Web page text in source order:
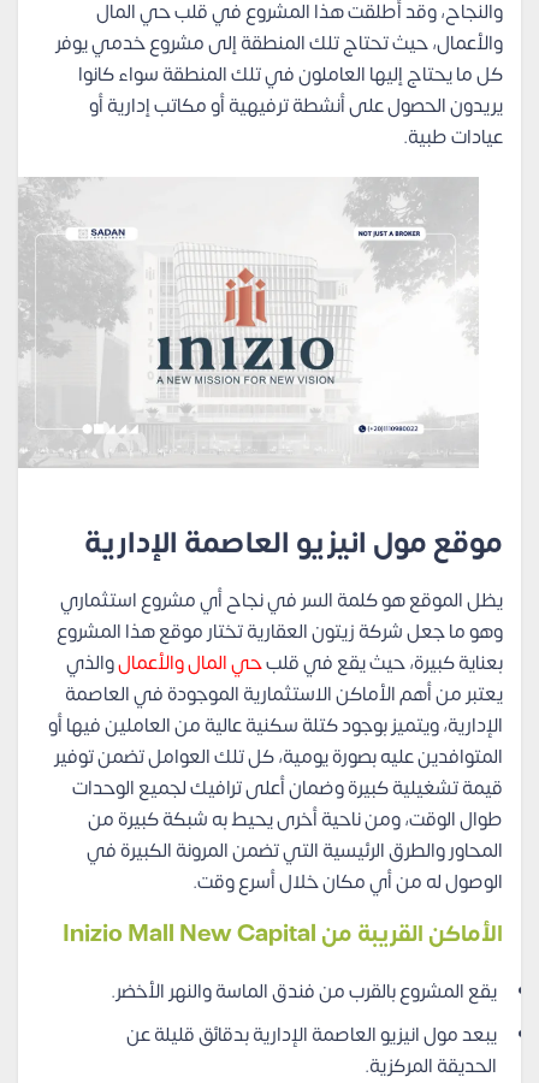
والنجاح، وقد أطلقت هذا المشروع في قلب حي المال
والأعمال، حيث تحتاج تلك المنطقة إلى مشروع خدمي يوفر
كل ما يحتاج إليها العاملون في تلك المنطقة سواء كانوا
يريدون الحصول على أنشطة ترفيهية أو مكاتب إدارية أو
عيادات طبية.
موقع مول انيزيو العاصمة الإدارية
يظل الموقع هو كلمة السر في نجاح أي مشروع استثماري
وهو ما جعل شركة زيتون العقارية تختار موقع هذا المشروع
بعناية كبيرة، حيث يقع في قلبحي المال والأعمالوالذي
يعتبر من أهم الأماكن الاستثمارية الموجودة في العاصمة
الإدارية، ويتميز بوجود كتلة سكنية عالية من العاملين فيها أو
المتوافدين عليه بصورة يومية، كل تلك العوامل تضمن توفير
قيمة تشغيلية كبيرة وضمان أعلى ترافيك لجميع الوحدات
طوال الوقت، ومن ناحية أخرى يحيط به شبكة كبيرة من
المحاور والطرق الرئيسية التي تضمن المرونة الكبيرة في
الوصول له من أي مكان خلال أسرع وقت.
الأماكن القريبة من Inizio Mall New Capital
يقع المشروع بالقرب من فندق الماسة والنهر الأخضر.
يبعد مول انيزيو العاصمة الإدارية بدقائق قليلة عن
الحديقة المركزية.